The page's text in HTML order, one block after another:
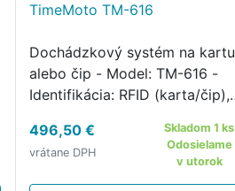
TimeMoto TM-616
Dochádzkový systém na kartu
alebo čip - Model: TM-616 -
Identifikácia: RFID (karta/čip),
TFT - Klávesnica: dotyková -
Spôsob pripojenia: Wi-Fi /
Ethernet / USB - Maximálna …
496,50 €
vrátane DPH
Skladom 1 ks
Odosielame
v utorok